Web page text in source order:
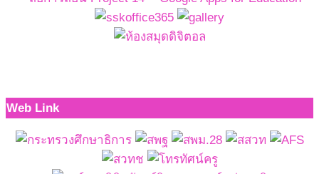
Web Link